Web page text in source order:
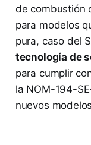
de combustión
para modelos
pura, caso del
tecnología de
para cumplir
la NOM-194-
nuevos